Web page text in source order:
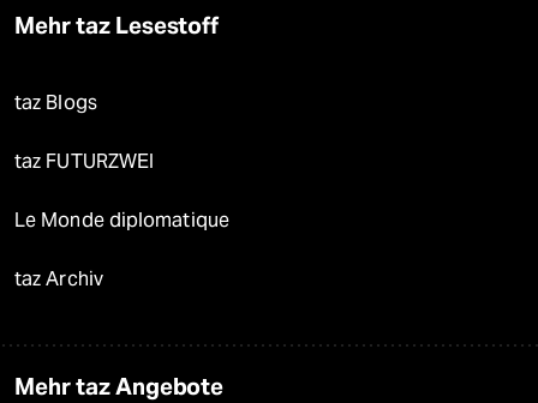
Mehr taz Lesestoff
taz Blogs
taz FUTURZWEI
Le Monde diplomatique
taz Archiv
Mehr taz Angebote